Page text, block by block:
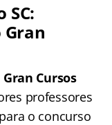
SC:
Gran Cursos
professores
o concurso